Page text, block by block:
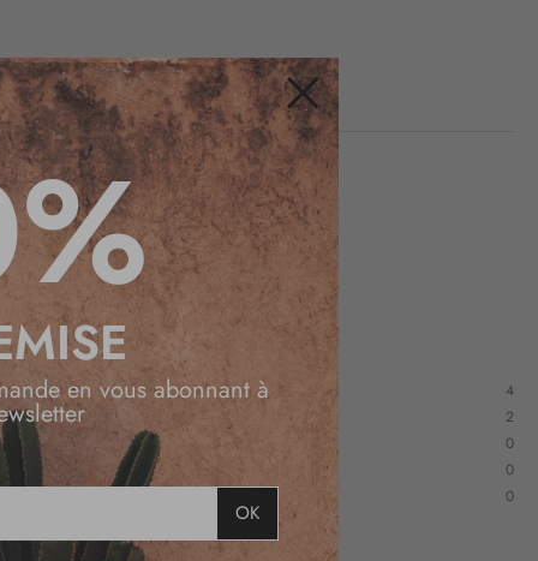
4
2
0
0
0
Fermer
en vous abonnant à
OK